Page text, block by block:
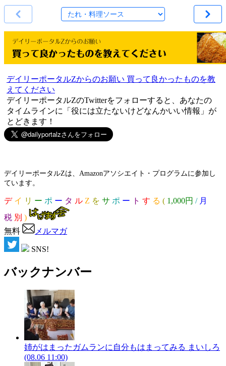
デイリーポータルZからのお願い 買って良かったものを教
えてください
デイリーポータルZのTwitterをフォローすると、あなたの
タイムラインに「役には立たないけどなんかいい情報」が
とどきます！
デイリーポータルZは、Amazonアソシエイト・プログラムに参加し
ています。
デ イ リ ー ポ ー タ ル Z を サ ポ ー ト す る ( 1,000円 / 月
税 別 )
無料
メルマガ
SNS!
バックナンバー
姉がはまったガムランに自分もはまってみる まいしろ
(08.06 11:00)